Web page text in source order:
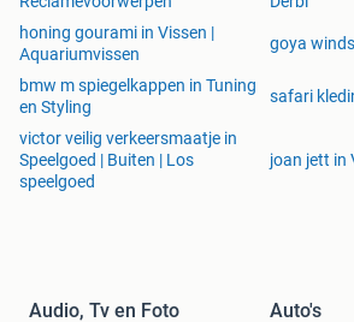
honing gourami in Vissen |
Aquariumvissen
goya
bmw m spiegelkappen in Tuning
en Styling
safari
victor veilig verkeersmaatje in
Speelgoed | Buiten | Los
speelgoed
joan jett in
Audio, Tv en Foto Auto's